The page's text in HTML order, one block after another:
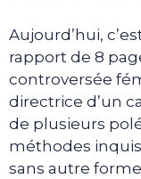
Aujourd’hui,
rapport de 8
controversée
directrice d’un
de plusieurs
méthodes
sans autre